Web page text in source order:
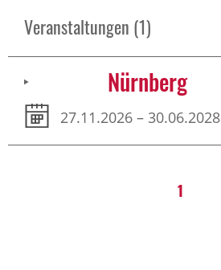
Veranstaltungen (1)
Nürnberg
27.11.2026 – 30.06.2028
1